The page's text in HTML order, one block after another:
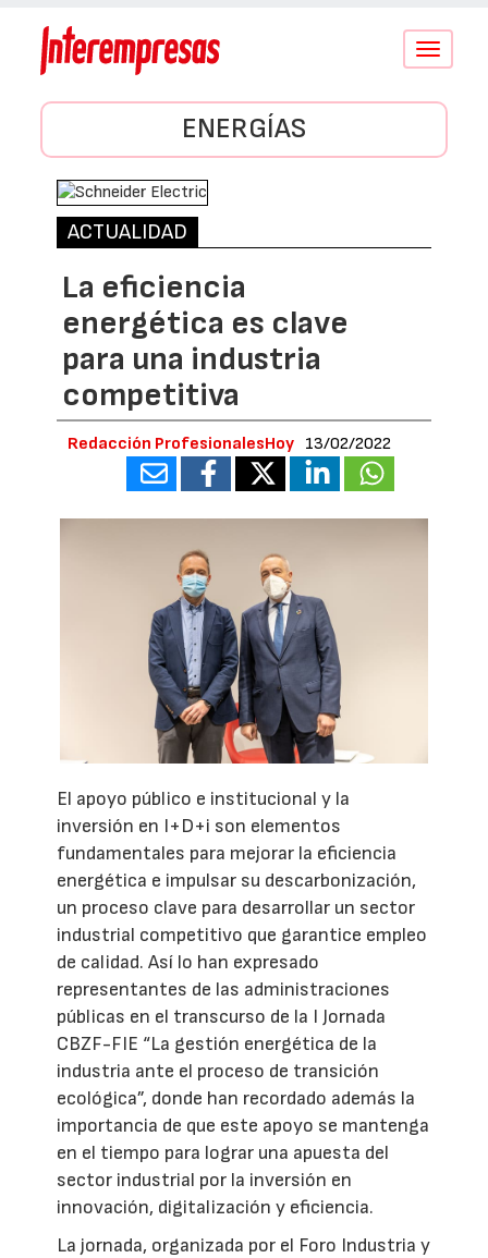
Conmutar
ENERGÍAS
ACTUALIDAD
La eficiencia
energética es clave
para una industria
competitiva
Redacción ProfesionalesHoy 13/02/2022
El apoyo público e institucional y la
inversión en I+D+i son elementos
fundamentales para mejorar la eficiencia
energética e impulsar su descarbonización,
un proceso clave para desarrollar un sector
industrial competitivo que garantice empleo
de calidad. Así lo han expresado
representantes de las administraciones
públicas en el transcurso de la I Jornada
CBZF-FIE “La gestión energética de la
industria ante el proceso de transición
ecológica”, donde han recordado además la
importancia de que este apoyo se mantenga
en el tiempo para lograr una apuesta del
sector industrial por la inversión en
innovación, digitalización y eficiencia.
La jornada, organizada por el Foro Industria y